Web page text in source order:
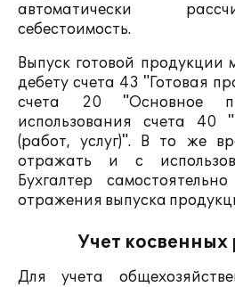
автоматически
себестоимость.
Выпуск готовой
дебету счета 43 "Готовая
счета 20 "Основное
использования счета 40
(работ, услуг)". В то же
отражать и с
Бухгалтер
отражения выпуска
Учет косвенных
Для учета